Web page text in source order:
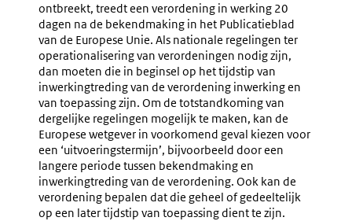
ontbreekt, treedt een verordening in werking 20
dagen na de bekendmaking in het Publicatieblad
van de Europese Unie. Als nationale regelingen ter
operationalisering van verordeningen nodig zijn,
dan moeten die in beginsel op het tijdstip van
inwerkingtreding van de verordening inwerking en
van toepassing zijn. Om de totstandkoming van
dergelijke regelingen mogelijk te maken, kan de
Europese wetgever in voorkomend geval kiezen voor
een ‘uitvoeringstermijn’, bijvoorbeeld door een
langere periode tussen bekendmaking en
inwerkingtreding van de verordening. Ook kan de
verordening bepalen dat die geheel of gedeeltelijk
op een later tijdstip van toepassing dient te zijn.